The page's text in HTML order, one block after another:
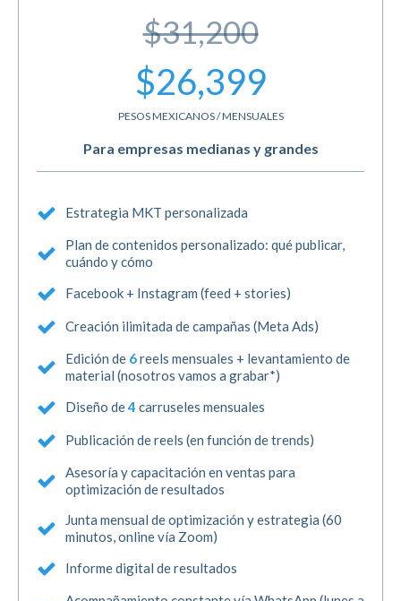
$31,200
$26,399
PESOS MEXICANOS / MENSUALES
Para empresas medianas y grandes
Estrategia MKT personalizada
Plan de contenidos personalizado: qué publicar,
cuándo y cómo
Facebook + Instagram (feed + stories)
Creación ilimitada de campañas (Meta Ads)
Edición de 6reels mensuales + levantamiento de
material (nosotros vamos a grabar*)
Diseño de4 carruseles mensuales
Publicación de reels (en función de trends)
Asesoría y capacitación en ventas para
optimización de resultados
Junta mensual de optimización y estrategia (60
minutos, online vía Zoom)
Informe digital de resultados